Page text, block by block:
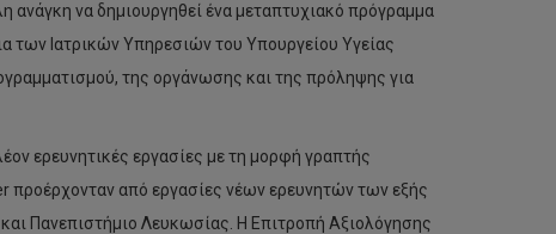
να δημιουργηθεί ένα μεταπτυχιακό πρόγραμμα
των Ιατρικών Υπηρεσιών του Υπουργείου Υγείας
της οργάνωσης και της πρόληψης για
ερευνητικές εργασίες με τη μορφή γραπτής
από εργασίες νέων ερευνητών των εξής
Πανεπιστήμιο Λευκωσίας. Η Επιτροπή Αξιολόγησης